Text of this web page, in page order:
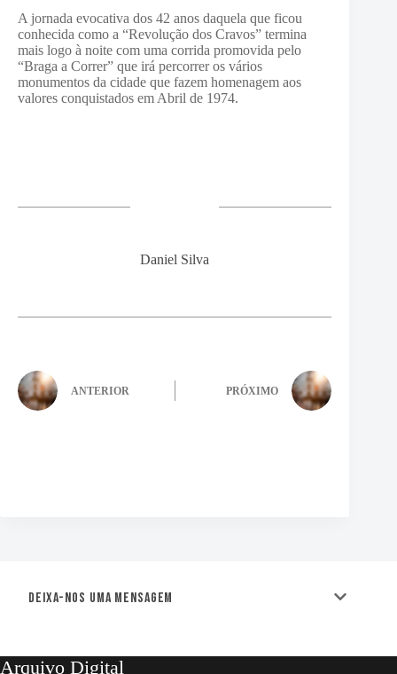
A jornada evocativa dos 42 anos daquela que ficou
conhecida como a “Revolução dos Cravos” termina
mais logo à noite com uma corrida promovida pelo
“Braga a Correr” que irá percorrer os vários
monumentos da cidade que fazem homenagem aos
valores conquistados em Abril de 1974.
Daniel Silva
ANTERIOR PRÓXIMO
Deixa-nos uma mensagem
Arquivo Digital